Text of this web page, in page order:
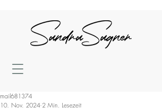
mail681374
10. Nov. 2024 2 Min. Lesezeit